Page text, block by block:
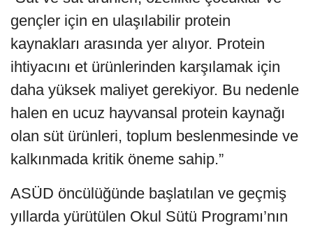
gençler için en ulaşılabilir protein
kaynakları arasında yer alıyor. Protein
ihtiyacını et ürünlerinden karşılamak için
daha yüksek maliyet gerekiyor. Bu nedenle
halen en ucuz hayvansal protein kaynağı
olan süt ürünleri, toplum beslenmesinde ve
kalkınmada kritik öneme sahip.”
ASÜD öncülüğünde başlatılan ve geçmiş
yıllarda yürütülen Okul Sütü Programı’nın